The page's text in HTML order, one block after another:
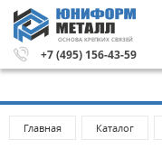
ОСНОВА КРЕПКИХ СВЯЗЕЙ
+7 (495) 156-43-59
рублей.Метизы и
Главная Каталог